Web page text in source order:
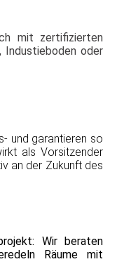
mit zertifizierten
Industieboden oder
und garantieren so
als Vorsitzender
an der Zukunft des
Wir beraten
Räume mit